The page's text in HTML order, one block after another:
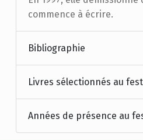
commence à écrire.
Bibliographie
Livres sélectionnés au
Années de présence au